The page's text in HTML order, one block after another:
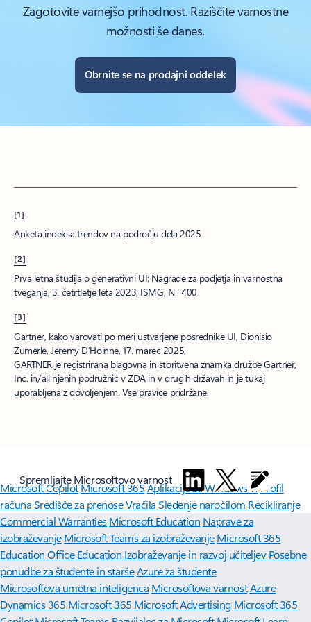
Zagotovite varnejšo prihodnost. Raziščite varnostne
Obrnite se na prodajni oddelek
[1]
[2]
Prva letna študija o generativni UI: Nagrade za podjetja in varnostna
[3]
Gartner, kako varovati po meri ustvarjene posrednike UI, Dionisio
Zumerle, Jeremy D’Hoinne, 17. marec 2025,
GARTNER je registrirana blagovna in storitvena znamka družbe Gartner,
Inc. in/ali njenih podružnic v ZDA in v drugih državah in je tukaj
Spremljajte Microsoftovo varnost
Microsoft CopilotMicrosoft 365Aplikacije za Windows 11Profil
računaSredišče za prenose Vračila Sledenje naročilomRecikliranje
Commercial WarrantiesMicrosoft EducationNaprave za
izobraževanjeMicrosoft Teams za izobraževanjeMicrosoft 365
EducationOffice EducationIzobraževanje in razvoj učiteljev
ponudbe za študente in staršeAzure za študente
Microsoftova umetna inteligenca Microsoftova varnostAzure